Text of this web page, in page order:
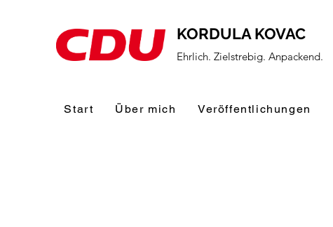
KORDULA KOVAC
Ehrlich. Zielstrebig. Anpackend.
Start Über mich Veröffentlichungen